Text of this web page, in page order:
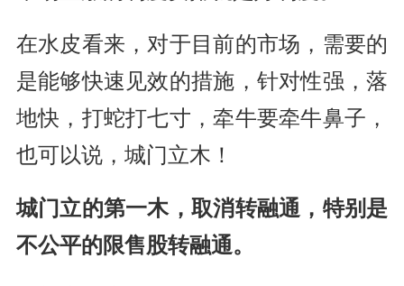
在水皮看来，对于目前的市场，需要的
是能够快速见效的措施，针对性强，落
地快，打蛇打七寸，牵牛要牵牛鼻子，
也可以说，城门立木！
城门立的第一木，取消转融通，特别是
不公平的限售股转融通。